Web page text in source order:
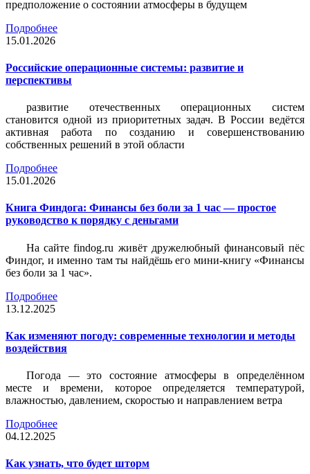
предположение о состоянии атмосферы в будущем
Подробнее
15.01.2026
Российские операционные системы: развитие и
перспективы
развитие отечественных операционных систем
становится одной из приоритетных задач. В России ведётся
активная работа по созданию и совершенствованию
собственных решений в этой области
Подробнее
15.01.2026
Книга Финдога: Финансы без боли за 1 час — простое
руководство к порядку с деньгами
На сайте findog.ru живёт дружелюбный финансовый пёс
Финдог, и именно там ты найдёшь его мини‑книгу «Финансы
без боли за 1 час».
Подробнее
13.12.2025
Как изменяют погоду: современные технологии и методы
воздействия
Погода — это состояние атмосферы в определённом
месте и времени, которое определяется температурой,
влажностью, давлением, скоростью и направлением ветра
Подробнее
04.12.2025
Как узнать, что будет шторм